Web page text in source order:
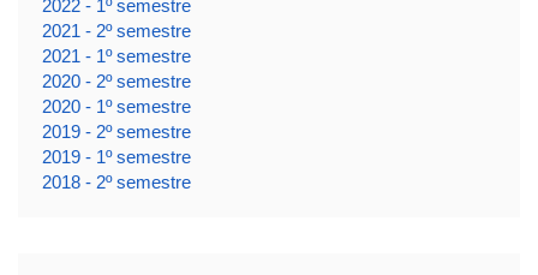
2022 - 1º semestre
2021 - 2º semestre
2021 - 1º semestre
2020 - 2º semestre
2020 - 1º semestre
2019 - 2º semestre
2019 - 1º semestre
2018 - 2º semestre